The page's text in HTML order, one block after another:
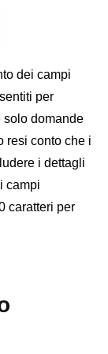
dei campi
per
solo domande
resi conto che i
i dettagli
campi
caratteri per